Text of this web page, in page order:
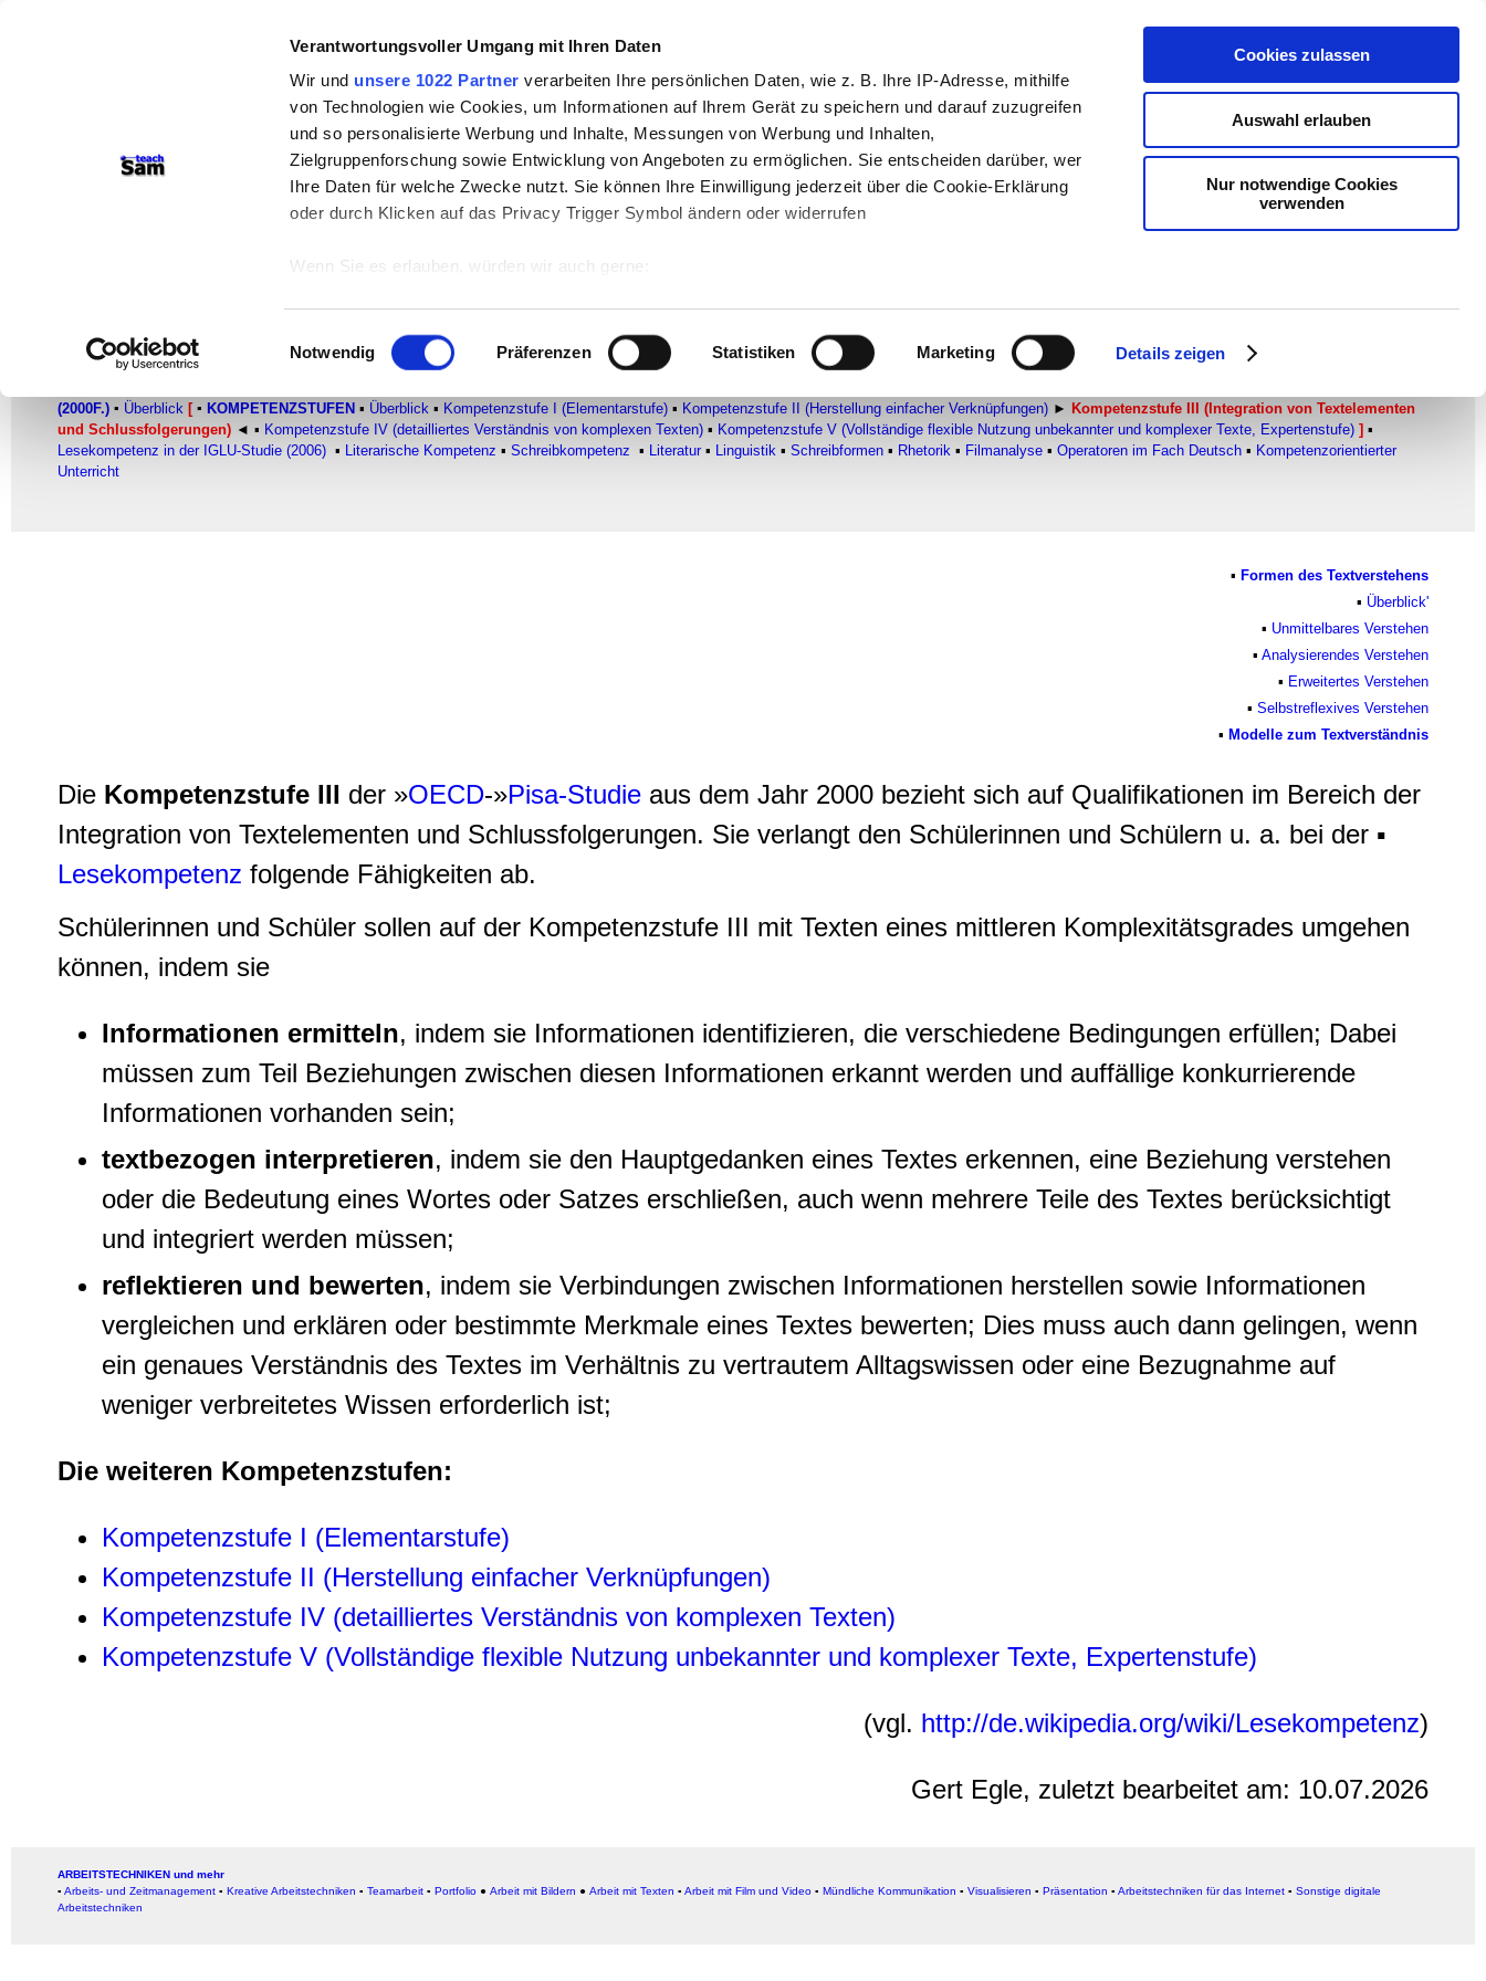
Verantwortungsvoller Umgang mit Ihren Daten
Wir und unsere 1022 Partner verarbeiten Ihre persönlichen Daten, wie z. B. Ihre IP-Adresse, mithilfe
von Technologien wie Cookies, um Informationen auf Ihrem Gerät zu speichern und darauf zuzugreifen
und so personalisierte Werbung und Inhalte, Messungen von Werbung und Inhalten,
Zielgruppenforschung sowie Entwicklung von Angeboten zu ermöglichen. Sie entscheiden darüber, wer
Ihre Daten für welche Zwecke nutzt. Sie können Ihre Einwilligung jederzeit über die Cookie-Erklärung
oder durch Klicken auf das Privacy Trigger Symbol ändern oder widerrufen
Wenn Sie es erlauben, würden wir auch gerne:
Ihr Gerät durch aktives Scannen nach bestimmten Merkmalen (Fingerprinting) identifizieren
Erfahren Sie mehr darüber, wie Ihre persönlichen Daten verarbeitet werden, und legen Sie Ihre
Präferenzen imAbschnitt Einzelheitenfest.
Wir verwenden Cookies, um Inhalte und Anzeigen zu personalisieren, Funktionen für soziale Medien
Einwilligungsauswahl
Notwendig Präferenzen Statistiken Marketing Details zeigen
Cookies zulassen
Auswahl erlauben
Nur notwendige Cookies
verwenden
teachSam- Arbeitsbereiche:
Deutsch-Geschichte-Politik-Pädagogik- Psychologie-Medien -Methodik und
So navigiert man auf teachSam-So sucht man auf teachSam
teachSam braucht
Werbung
Lesekompetenzstufen in den PISA-Studien
Kompetenzstufe III - Integration von Textelementen und Schlussfolgerungen
FACHBEREICH DEUTSCH
(2000F.) ▪ Überblick [ ▪ KOMPETENZSTUFEN ▪ Überblick ▪ Kompetenzstufe I (Elementarstufe) ▪ Kompetenzstufe II (Herstellung einfacher Verknüpfungen) ► Kompetenzstufe III (Integration von Textelementen
und Schlussfolgerungen) ◄ ▪ Kompetenzstufe IV (detailliertes Verständnis von komplexen Texten) ▪ Kompetenzstufe V (Vollständige flexible Nutzung unbekannter und komplexer Texte, Expertenstufe) ] ▪
Lesekompetenz in der IGLU-Studie (2006) ▪ Literarische Kompetenz ▪ Schreibkompetenz ▪ Literatur▪ Linguistik ▪ Schreibformen ▪ Rhetorik ▪ Filmanalyse ▪ Operatoren im Fach Deutsch ▪ Kompetenzorientierter
Unterricht
▪ Formen des Textverstehens
▪ Überblick'
▪ Unmittelbares Verstehen
▪ Analysierendes Verstehen
▪ Erweitertes Verstehen
▪ Selbstreflexives Verstehen
▪ Modell e zum Textverständnis
Die Kompetenzstufe III der »OECD-»Pisa-Studie aus dem Jahr 2000 bezieht sich auf Qualifikationen im Bereich der
Integration von Textelementen und Schlussfolgerungen. Sie verlangt den Schülerinnen und Schülern u. a. bei der ▪
Lesekompetenz folgende Fähigkeiten ab.
Schülerinnen und Schüler sollen auf der Kompetenzstufe III mit Texten eines mittleren Komplexitätsgrades umgehen
können, indem sie
Informationen ermitteln, indem sie Informationen identifizieren, die verschiedene Bedingungen erfüllen; Dabei
müssen zum Teil Beziehungen zwischen diesen Informationen erkannt werden und auffällige konkurrierende
Informationen vorhanden sein;
textbezogen interpretieren, indem sie den Hauptgedanken eines Textes erkennen, eine Beziehung verstehen
oder die Bedeutung eines Wortes oder Satzes erschließen, auch wenn mehrere Teile des Textes berücksichtigt
und integriert werden müssen;
reflektieren und bewerten, indem sie Verbindungen zwischen Informationen herstellen sowie Informationen
vergleichen und erklären oder bestimmte Merkmale eines Textes bewerten; Dies muss auch dann gelingen, wenn
ein genaues Verständnis des Textes im Verhältnis zu vertrautem Alltagswissen oder eine Bezugnahme auf
weniger verbreitetes Wissen erforderlich ist;
Die weiteren Kompetenzstufen:
Kompetenzstufe I (Elementarstufe)
Kompetenzstufe II (Herstellung einfacher Verknüpfungen)
Kompetenzstufe IV (detailliertes Verständnis von komplexen Texten)
Kompetenzstufe V (Vollständige flexible Nutzung unbekannter und komplexer Texte, Expertenstufe)
(vgl. http://de.wikipedia.org/wiki/Lesekompetenz)
Gert Egle, zuletzt bearbeitet am: 10.07.2026
ARBEITSTECHNIKEN und mehr
▪ Arbeits- und Zeitmanagement ▪ Kreative Arbeitstechniken ▪ Teamarbeit ▪ Portfolio ● Arbeit mit Bildern ● Arbeit mit Texten ▪ Arbeit mit Film und Video ▪ Mündliche Kommunikation ▪ Visualisieren ▪ Präsentation ▪ Arbeitstechniken für das Internet ▪ Sonstige digitale
Arbeitstechniken